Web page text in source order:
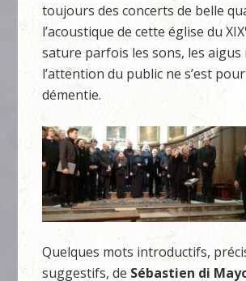
toujours des concerts de belle
l’acoustique de cette église du XIX
sature parfois les sons, les
l’attention du public ne s’est
démentie.
Quelques mots introductifs,
suggestifs, de Sébastien di